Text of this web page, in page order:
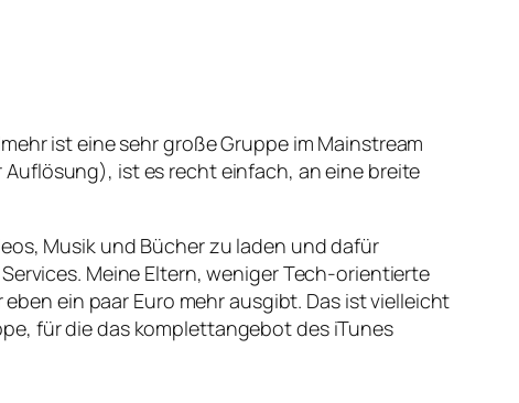
ist eine sehr große Gruppe im Mainstream
ist es recht einfach, an eine breite
Musik und Bücher zu laden und dafür
Meine Eltern, weniger Tech-orientierte
ein paar Euro mehr ausgibt. Das ist vielleicht
für die das komplettangebot des iTunes